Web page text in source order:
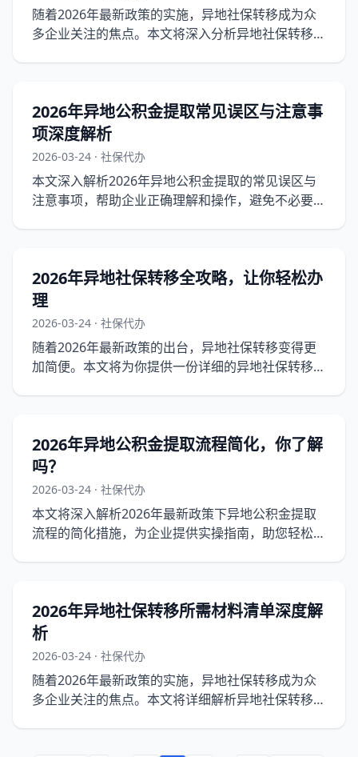
随着2026年最新政策的实施，异地社保转移成为众
多企业关注的焦点。本文将深入分析异地社保转移的
2026年异地公积金提取常见误区与注意事
项深度解析
2026-03-24 · 社保代办
本文深入解析2026年异地公积金提取的常见误区与
注意事项，帮助企业正确理解和操作，避免不必要的
2026年异地社保转移全攻略，让你轻松办
理
2026-03-24 · 社保代办
随着2026年最新政策的出台，异地社保转移变得更
加简便。本文将为你提供一份详细的异地社保转移全
2026年异地公积金提取流程简化，你了解
吗？
2026-03-24 · 社保代办
本文将深入解析2026年最新政策下异地公积金提取
流程的简化措施，为企业提供实操指南，助您轻松办
2026年异地社保转移所需材料清单深度解
析
2026-03-24 · 社保代办
随着2026年最新政策的实施，异地社保转移成为众
多企业关注的焦点。本文将详细解析异地社保转移所